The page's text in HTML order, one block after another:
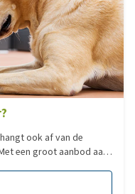
ook af van de
een groot aanbod aan
categorie!